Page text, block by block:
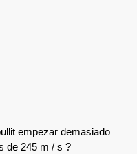
empezar demasiado
de 245 m / s ?